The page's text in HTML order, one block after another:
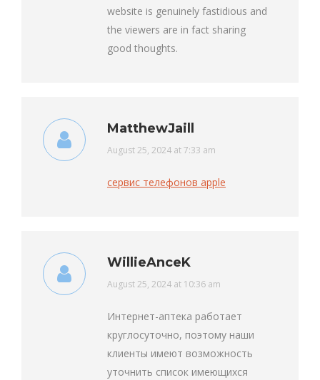
website is genuinely fastidious and
the viewers are in fact sharing
good thoughts.
MatthewJaill
says:
August 25, 2024 at 7:33 am
сервис телефонов apple
WillieAnceK
says:
August 25, 2024 at 10:36 am
Интернет-аптека работает
круглосуточно, поэтому наши
клиенты имеют возможность
уточнить список имеющихся